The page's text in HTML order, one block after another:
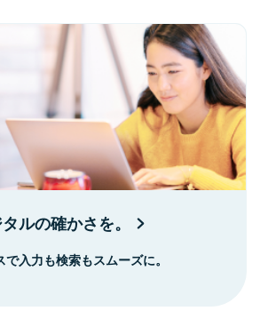
ルの確かさを。
入力も検索もスムーズに。